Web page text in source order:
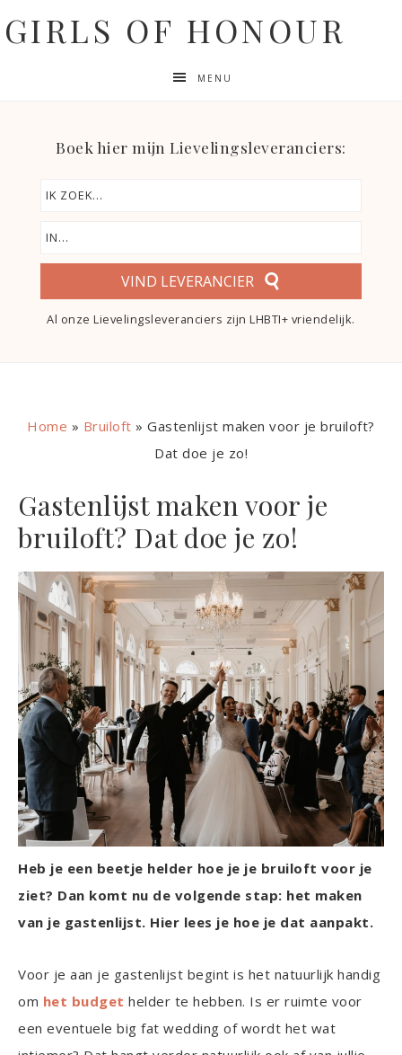
GIRLS OF HONOUR
MENU
Boek hier mijn Lievelingsleveranciers:
VIND LEVERANCIER
Al onze Lievelingsleveranciers zijn LHBTI+ vriendelijk.
Home » Bruiloft »Gastenlijst maken voor je bruiloft?
Dat doe je zo!
Gastenlijst maken voor je
bruiloft? Dat doe je zo!
Heb je een beetje helder hoe je je bruiloft voor je
ziet? Dan komt nu de volgende stap: het maken
van je gastenlijst. Hier lees je hoe je dat aanpakt.
Voor je aan je gastenlijst begint is het natuurlijk handig
om het budget helder te hebben. Is er ruimte voor
een eventuele big fat wedding of wordt het wat